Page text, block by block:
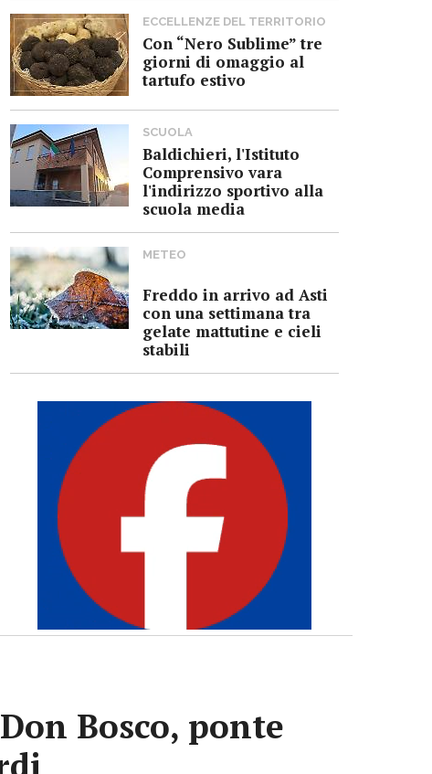
ECCELLENZE DEL TERRITORIO
Con “Nero Sublime” tre
giorni di omaggio al
tartufo estivo
SCUOLA
Baldichieri, l'Istituto
Comprensivo vara
l'indirizzo sportivo alla
scuola media
METEO
Freddo in arrivo ad Asti
con una settimana tra
gelate mattutine e cieli
stabili
Bosco, ponte